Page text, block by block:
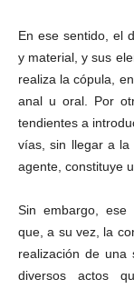
En ese sentido, el
y material, y sus
realiza la cópula,
anal u oral. Por
tendientes a
vías, sin llegar a la
agente, constituye
Sin embargo, ese
que, a su vez, la
realización de una
diversos actos